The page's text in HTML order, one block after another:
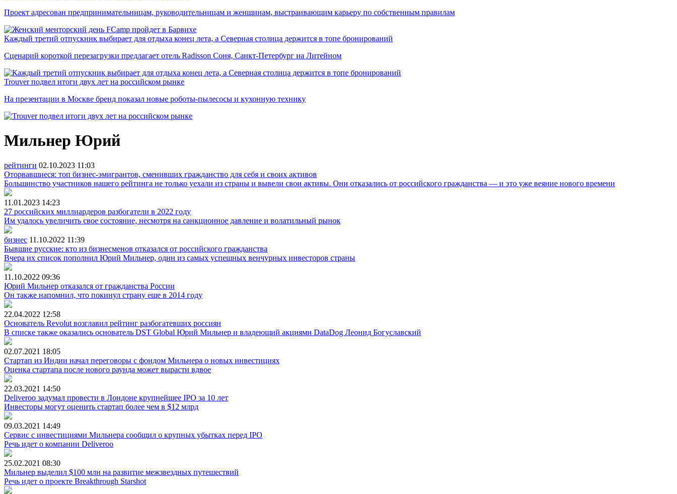
Проект адресован предпринимательницам, руководительницам и женщинам, выстраивающим карьеру по собственным правилам
Каждый третий отпускник выбирает для отдыха конец лета, а Северная столица держится в топе бронирований
Сценарий короткой перезагрузки предлагает отель Radisson Соня, Санкт-Петербург на Литейном
Trouver подвел итоги двух лет на российском рынке
На презентации в Москве бренд показал новые роботы-пылесосы и кухонную технику
Мильнер Юрий
рейтинги 02.10.2023 11:03
Оторвавшиеся: топ бизнес-эмигрантов, сменивших гражданство для себя и своих активов
Большинство участников нашего рейтинга не только уехали из страны и вывели свои активы. Они отказались от российского гражданства — и это уже веяние нового времени
11.01.2023 14:23
27 российских миллиардеров разбогатели в 2022 году
Им удалось увеличить свое состояние, несмотря на санкционное давление и волатильный рынок
бизнес 11.10.2022 11:39
Бывшие русские: кто из бизнесменов отказался от российского гражданства
Вчера их список пополнил Юрий Мильнер, один из самых успешных венчурных инвесторов страны
11.10.2022 09:36
Юрий Мильнер отказался от гражданства России
Он также напомнил, что покинул страну еще в 2014 году
22.04.2022 12:58
Основатель Revolut возглавил рейтинг разбогатевших россиян
В списке также оказались основатель DST Global Юрий Мильнер и владеющий акциями DataDog Леонид Богуславский
02.07.2021 18:05
Стартап из Индии начал переговоры с фондом Мильнера о новых инвестициях
Оценка стартапа после нового раунда может вырасти вдвое
22.03.2021 14:50
Deliveroo задумал провести в Лондоне крупнейшее IPO за 10 лет
Инвесторы могут оценить стартап более чем в $12 млрд
09.03.2021 14:49
Сервис с инвестициями Мильнера сообщил о крупных убытках перед IPO
Речь идет о компании Deliveroo
25.02.2021 08:30
Мильнер выделил $100 млн на развитие межзвездных путешествий
Речь идет о проекте Breakthrough Starshot